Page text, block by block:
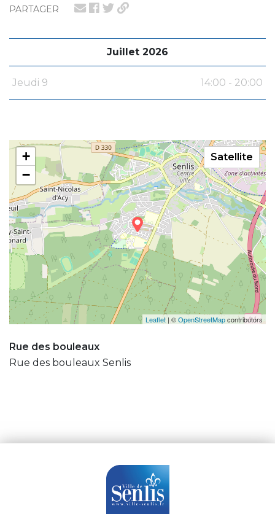
PARTAGER
Juillet 2026
Jeudi 9 14:00 - 20:00
+
−
Leaflet | ©OpenStreetMapcontributors
Satellite
Rue des bouleaux
Rue des bouleaux Senlis